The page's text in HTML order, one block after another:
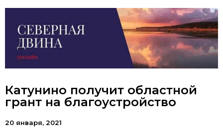
Катунино получит областной
грант на благоустройство
20 января, 2021